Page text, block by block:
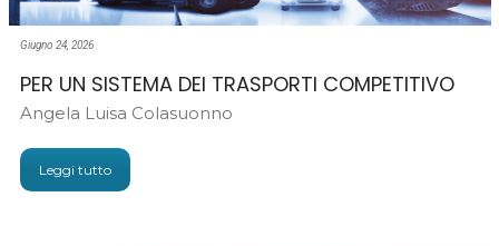
Giugno 24, 2026
PER UN SISTEMA DEI TRASPORTI COMPETITIVO
Angela Luisa Colasuonno
Leggi tutto